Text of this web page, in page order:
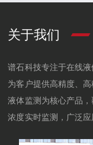
控制终端可以实现
关于我们
谱石科技专注于在线
为客户提供高精度、
液体监测为核心产品
浓度实时监测，广泛应